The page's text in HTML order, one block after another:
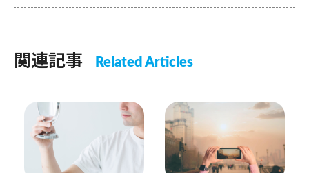
関連記事 Related Articles